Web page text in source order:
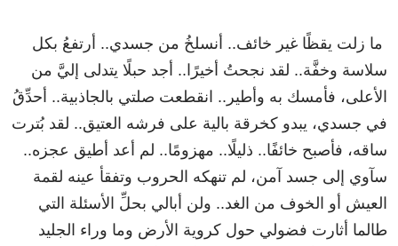
ما زلت يقظًا غير خائف.. أنسلخُ من جسدي.. أرتفعُ بكل
سلاسة وخفَّة.. لقد نجحتُ أخيرًا.. أجد حبلًا يتدلى إليَّ من
الأعلى، فأمسك به وأطير.. انقطعت صلتي بالجاذبية.. أحدِّقُ
في جسدي، يبدو كخرقة بالية على فرشه العتيق.. لقد بُترت
ساقه، فأصبح خائفًا.. ذليلًا.. مهزومًا.. لم أعد أطيق عجزه..
سآوي إلى جسد آمن، لم تنهكه الحروب وتفقأ عينه لقمة
العيش أو الخوف من الغد.. ولن أبالي بحلِّ الأسئلة التي
طالما أثارت فضولي حول كروية الأرض وما وراء الجليد